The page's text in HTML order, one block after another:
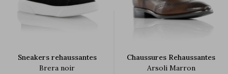
Sneakers rehaussantes
Brera noir
Chaussures Rehaussantes
Arsoli Marron